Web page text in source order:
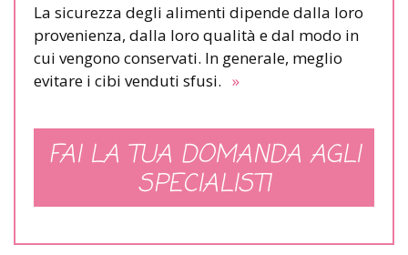
La sicurezza degli alimenti dipende dalla loro
provenienza, dalla loro qualità e dal modo in
cui vengono conservati. In generale, meglio
evitare i cibi venduti sfusi. »
FAI LA TUA DOMANDA AGLI
SPECIALISTI